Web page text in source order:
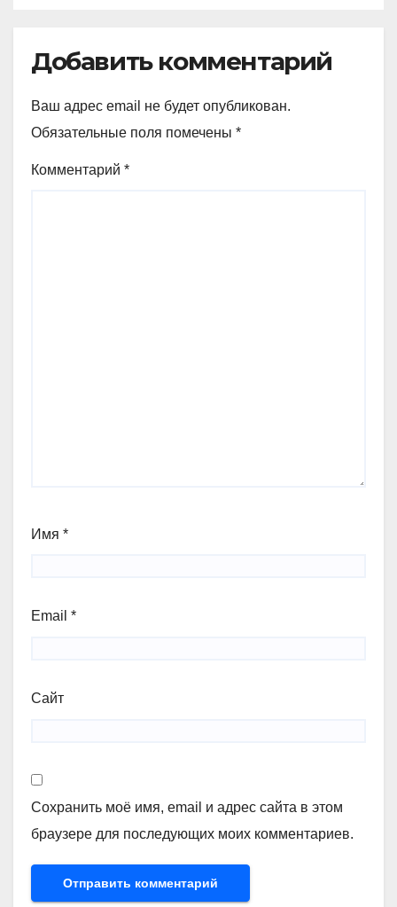
Добавить комментарий
Ваш адрес email не будет опубликован.
Обязательные поля помечены *
Комментарий *
Имя *
Email *
Сайт
Сохранить моё имя, email и адрес сайта в этом
браузере для последующих моих комментариев.